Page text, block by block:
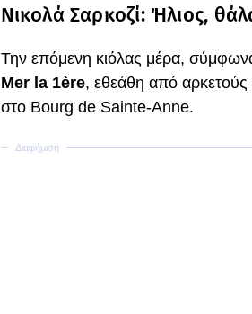
Νικολά Σαρκοζί: Ήλιος,
Την επόμενη κιόλας μέρα,
Mer la 1ère, εθεάθη από αρκετούς
στο Bourg de Sainte-Anne.